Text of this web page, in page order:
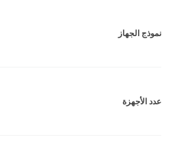
نموذج الجهاز
عدد الأجهزة